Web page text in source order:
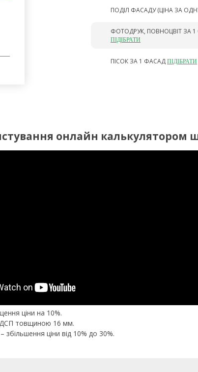
ПОДІЛ ФАСАДУ (ЦІНА ЗА
ФОТОДРУК, ПОВНОЦВІТ ЗА
ПІДІБРАТИ
ПІСОК ЗА 1 ФАСАД ПІДІБРАТИ
онлайн калькулятором
ціни на 10%.
ДСП товщиною 16 мм.
збільшення ціни від 10% до 30%.